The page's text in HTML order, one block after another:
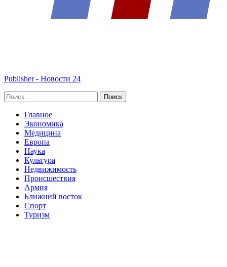
Publisher - Новости 24
Главное
Экономика
Медицина
Европа
Наука
Культура
Недвижимость
Происшествия
Армия
Ближний восток
Спорт
Туризм